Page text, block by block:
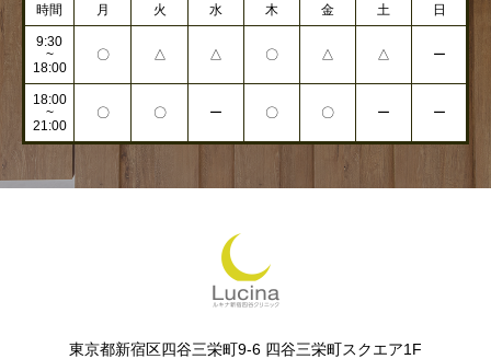
時間 月 火 水 木 金 土 日
9:30
~
18:00
〇 △ △ 〇 △ △ ー
18:00
~
21:00
〇 〇 ー 〇 〇 ー ー
東京都新宿区四谷三栄町9-6 四谷三栄町スクエア1F